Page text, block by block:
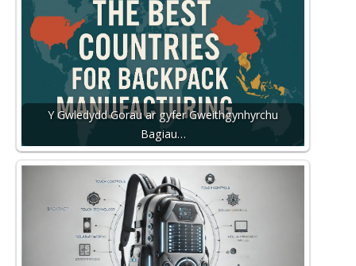
Y Gwledydd Gorau ar gyfer Gweithgynhyrchu
Bagiau…